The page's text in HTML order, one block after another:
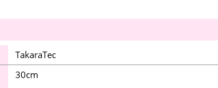
TakaraTec
30cm